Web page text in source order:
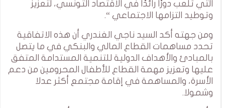
التي تلعب دورًا رائدًا في الاقتصاد التونسي، لتعزيز
وتوطيد التزامها الاجتماعي “.
ومن جهته أكد السيد ناجي الغندري أن هذه الاتفاقية
تحدد مساهمات القطاع المالي والبنكي في ما يتصل
بالمبادئ والأهداف الدولية للتنمية المستدامة المتفق
عليها وتعزيز مهمة القطاع للأطفال المحرومين من دعم
الأسرة، والمساهمة في إقامة مجتمع أكثر عدلا
وشمولا.